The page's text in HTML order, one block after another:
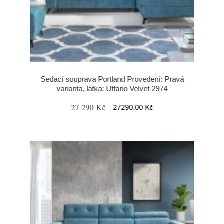
Sedací souprava Portland Provedení: Pravá
varianta, látka: Uttario Velvet 2974
27 290 Kč 27290.00 Kč